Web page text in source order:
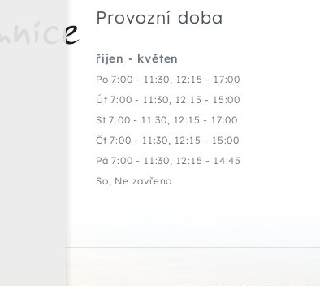
Provozní doba
říjen - květen
Po 7:00 - 11:30, 12:15 - 17:00
Út 7:00 - 11:30, 12:15 - 15:00
St 7:00 - 11:30, 12:15 - 17:00
Čt 7:00 - 11:30, 12:15 - 15:00
Pá 7:00 - 11:30, 12:15 - 14:45
So, Ne zavřeno